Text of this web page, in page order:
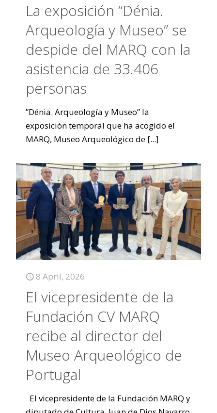
La exposición “Dénia.
Arqueología y Museo” se
despide del MARQ con la
asistencia de 33.406
personas
”Dénia. Arqueología y Museo” la
exposición temporal que ha acogido el
MARQ, Museo Arqueológico de [...]
8 April, 2026
El vicepresidente de la
Fundación CV MARQ
recibe al director del
Museo Arqueológico de
Portugal
El vicepresidente de la Fundación MARQ y